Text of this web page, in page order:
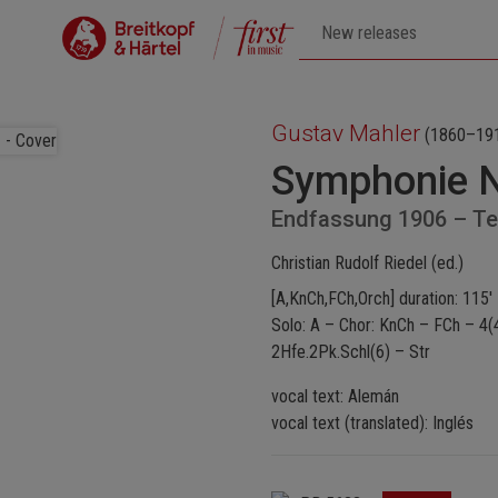
Gustav Mahler
Symphonie
Endfassung 1906 –
Christian Rudolf Riedel (ed.)
[A,KnCh,FCh,Orch] duration: 115'
Solo: A – Chor: KnCh – FCh –
2Hfe.2Pk.Schl(6) – Str
vocal text: Alemán
vocal text (translated): Inglés